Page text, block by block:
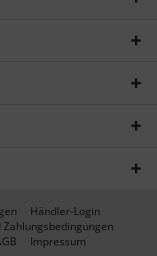
Händler-Login
Zahlungsbedingungen
Impressum